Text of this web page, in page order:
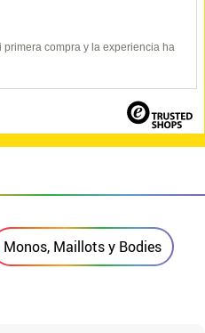
compra y la experiencia ha
Monos, Maillots y Bodies